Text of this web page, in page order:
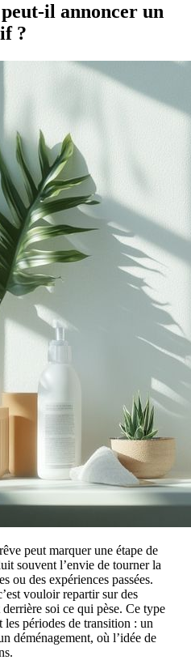
il annoncer un
?
peut marquer une étape de
souvent l’envie de tourner la
ou des expériences passées.
vouloir repartir sur des
derrière soi ce qui pèse. Ce type
les périodes de transition : un
déménagement, où l’idée de